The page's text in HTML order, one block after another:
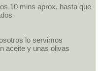
10 mins aprox, hasta que
lo servimos
aceite y unas olivas